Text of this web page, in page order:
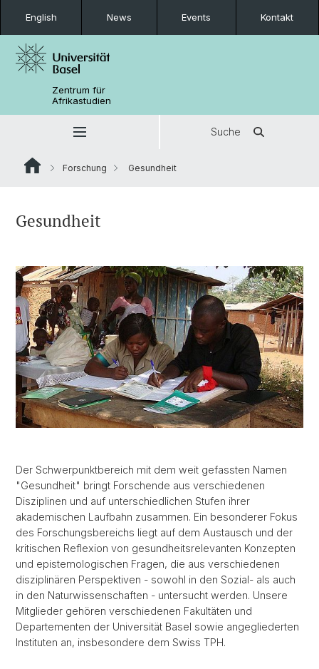
English News Events Kontakt
Zentrum für
Afrikastudien
Suche
Forschung Gesundheit
Gesundheit
Der Schwerpunktbereich mit dem weit gefassten Namen
"Gesundheit" bringt Forschende aus verschiedenen
Disziplinen und auf unterschiedlichen Stufen ihrer
akademischen Laufbahn zusammen. Ein besonderer Fokus
des Forschungsbereichs liegt auf dem Austausch und der
kritischen Reflexion von gesundheitsrelevanten Konzepten
und epistemologischen Fragen, die aus verschiedenen
disziplinären Perspektiven - sowohl in den Sozial- als auch
in den Naturwissenschaften - untersucht werden. Unsere
Mitglieder gehören verschiedenen Fakultäten und
Departementen der Universität Basel sowie angegliederten
Instituten an, insbesondere dem Swiss TPH.